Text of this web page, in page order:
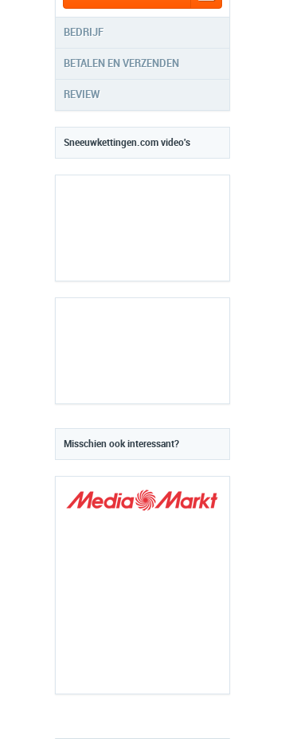
BEDRIJF
BETALEN EN VERZENDEN
REVIEW
Sneeuwkettingen.com video's
Misschien ook interessant?